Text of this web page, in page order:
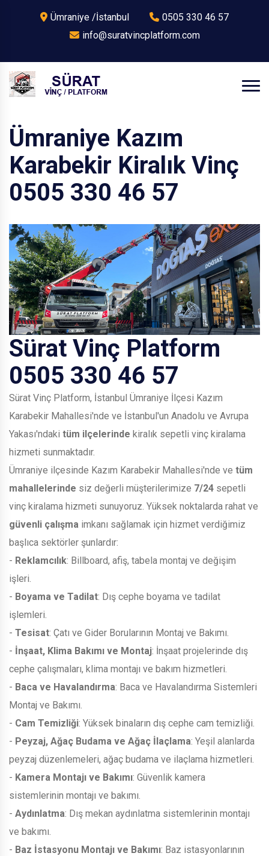
Ümraniye /İstanbul
0505 330 46 57
info@suratvincplatform.com
Ümraniye Kazım
Karabekir Kiralık Vinç
0505 330 46 57
Sürat Vinç Platform
0505 330 46 57
Sürat Vinç Platform, İstanbul Ümraniye İlçesi Kazım
Karabekir Mahallesi'nde ve İstanbul'un Anadolu ve Avrupa
Yakası'ndaki tüm ilçelerinde kiralık sepetli vinç kiralama
hizmeti sunmaktadır.
Ümraniye ilçesinde Kazım Karabekir Mahallesi'nde ve tüm
mahallelerinde siz değerli müşterilerimize 7/24 sepetli
vinç kiralama hizmeti sunuyoruz. Yüksek noktalarda rahat ve
güvenli çalışma imkanı sağlamak için hizmet verdiğimiz
başlıca sektörler şunlardır:
- Reklamcılık: Billboard, afiş, tabela montaj ve değişim
işleri.
- Boyama ve Tadilat: Dış cephe boyama ve tadilat
işlemleri.
- Tesisat: Çatı ve Gider Borularının Montaj ve Bakımı.
- İnşaat, Klima Bakımı ve Montaj: İnşaat projelerinde dış
cephe çalışmaları, klima montajı ve bakım hizmetleri.
- Baca ve Havalandırma: Baca ve Havalandırma Sistemleri
Montaj ve Bakımı.
- Cam Temizliği: Yüksek binaların dış cephe cam temizliği.
- Peyzaj, Ağaç Budama ve Ağaç İlaçlama: Yeşil alanlarda
peyzaj düzenlemeleri, ağaç budama ve ilaçlama hizmetleri.
- Kamera Montajı ve Bakımı: Güvenlik kamera
sistemlerinin montajı ve bakımı.
- Aydınlatma: Dış mekan aydınlatma sistemlerinin montajı
ve bakımı.
- Baz İstasyonu Montajı ve Bakımı: Baz istasyonlarının